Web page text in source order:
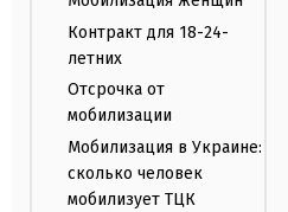
Контракт для 18-24-
летних
Отсрочка от
мобилизации
Мобилизация в Украине:
сколько человек
мобилизует ТЦК